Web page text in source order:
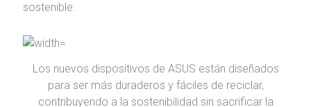
sostenible.
Los nuevos dispositivos de ASUS están diseñados
para ser más duraderos y fáciles de reciclar,
contribuyendo a la sostenibilidad sin sacrificar la